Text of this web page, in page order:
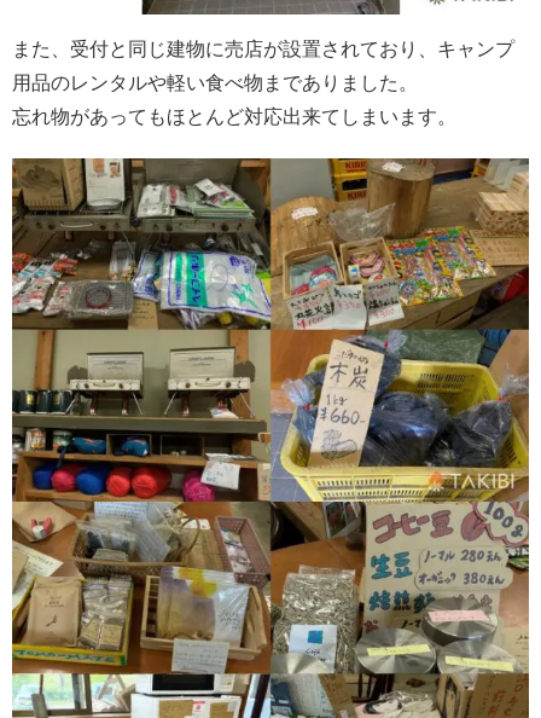
また、受付と同じ建物に売店が設置されており、キャンプ
用品のレンタルや軽い食べ物までありました。
忘れ物があってもほとんど対応出来てしまいます。